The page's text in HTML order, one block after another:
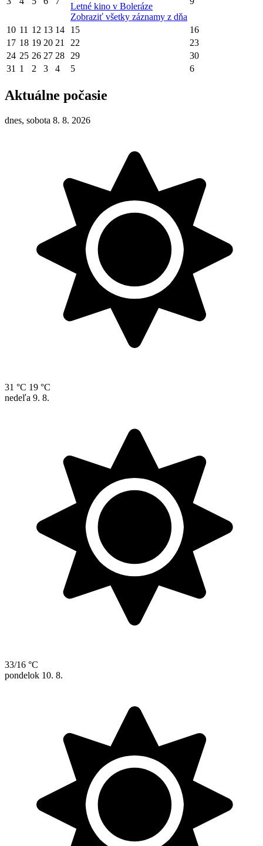
Letné kino v Boleráze
Zobraziť všetky záznamy z dňa
10 11 12 13 14 15
16
17 18 19 20 21 22
23
24 25 26 27 28 29
30
31 1 2 3 4 5 6
Aktuálne počasie
dnes, sobota 8. 8. 2026
31 °C 19 °C
nedeľa 9. 8.
33/16 °C
pondelok 10. 8.